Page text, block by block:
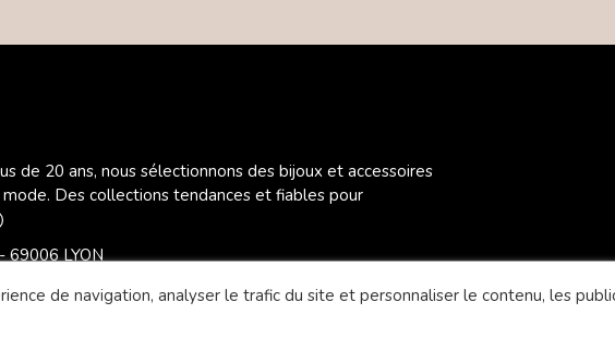
de 20 ans, nous sélectionnons des bijoux et accessoires
Des collections tendances et fiables pour
69006 LYON
de navigation, analyser le trafic du site et personnaliser le contenu, les